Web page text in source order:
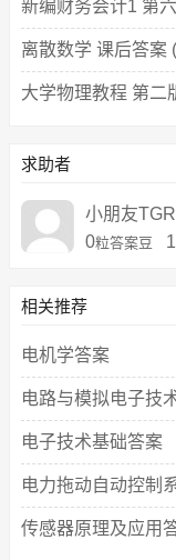
新编财务会计1 第
离散数学 课后答案
大学物理教程 第二
求助者
小朋友TGR
0粒答案豆 1
相关推荐
电机学答案
电路与模拟电子技
电子技术基础答案
电力拖动自动控制
传感器原理及应用